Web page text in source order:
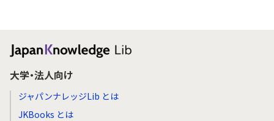
大学・法人向け
ジャパンナレッジLib とは
JKBooks とは